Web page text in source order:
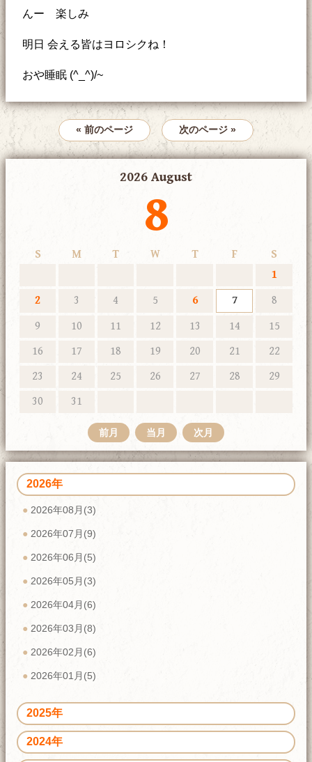
んー 楽しみ
明日 会える皆はヨロシクね！
おや睡眠 (^_^)/~
« 前のページ 次のページ »
2026 August
8
S M T W T F
S
1
2
3 4 5 6 7
8
9
10 11 12 13 14
15
16
17 18 19 20 21
22
23
24 25 26 27 28
29
30
31
前月 当月 次月
2026年
2026年08月(3)
2026年07月(9)
2026年06月(5)
2026年05月(3)
2026年04月(6)
2026年03月(8)
2026年02月(6)
2026年01月(5)
2025年
2024年